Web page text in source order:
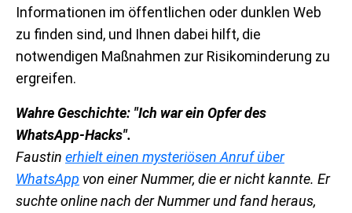
Informationen im öffentlichen oder dunklen Web
zu finden sind, und Ihnen dabei hilft, die
notwendigen Maßnahmen zur Risikominderung zu
ergreifen.
Wahre Geschichte: "Ich war ein Opfer des
WhatsApp-Hacks".
Faustin erhielt einen mysteriösen Anruf über
WhatsApp von einer Nummer, die er nicht kannte. Er
suchte online nach der Nummer und fand heraus,